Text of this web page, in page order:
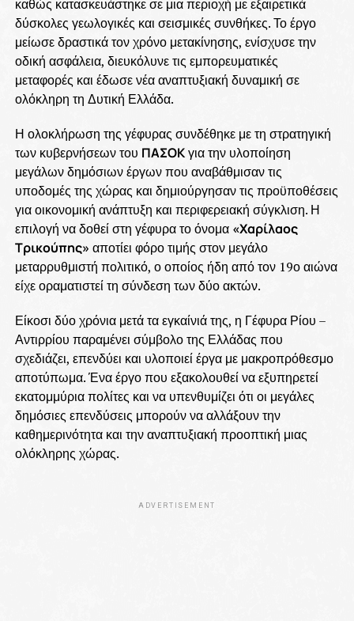
καθώς κατασκευάστηκε σε μια περιοχή με εξαιρετικά
δύσκολες γεωλογικές και σεισμικές συνθήκες. Το έργο
μείωσε δραστικά τον χρόνο μετακίνησης, ενίσχυσε την
οδική ασφάλεια, διευκόλυνε τις εμπορευματικές
μεταφορές και έδωσε νέα αναπτυξιακή δυναμική σε
ολόκληρη τη Δυτική Ελλάδα.
Η ολοκλήρωση της γέφυρας συνδέθηκε με τη στρατηγική
των κυβερνήσεων του ΠΑΣΟΚγια την υλοποίηση
μεγάλων δημόσιων έργων που αναβάθμισαν τις
υποδομές της χώρας και δημιούργησαν τις προϋποθέσεις
για οικονομική ανάπτυξη και περιφερειακή σύγκλιση. Η
επιλογή να δοθεί στη γέφυρα το όνομα «Χαρίλαος
Τρικούπης» αποτίει φόρο τιμής στον μεγάλο
μεταρρυθμιστή πολιτικό, ο οποίος ήδη από τον 19ο αιώνα
είχε οραματιστεί τη σύνδεση των δύο ακτών.
Είκοσι δύο χρόνια μετά τα εγκαίνιά της, η Γέφυρα Ρίου –
Αντιρρίου παραμένει σύμβολο της Ελλάδας που
σχεδιάζει, επενδύει και υλοποιεί έργα με μακροπρόθεσμο
αποτύπωμα. Ένα έργο που εξακολουθεί να εξυπηρετεί
εκατομμύρια πολίτες και να υπενθυμίζει ότι οι μεγάλες
δημόσιες επενδύσεις μπορούν να αλλάξουν την
καθημερινότητα και την αναπτυξιακή προοπτική μιας
ολόκληρης χώρας.
ADVERTISEMENT